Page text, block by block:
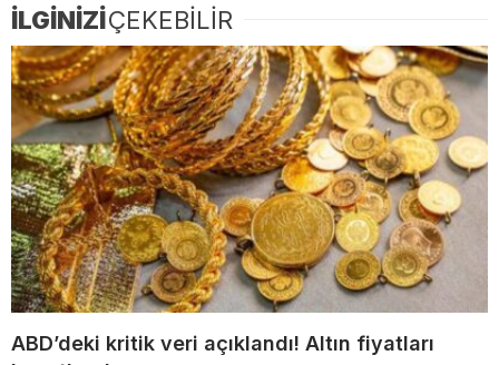
İLGİNİZİÇEKEBİLİR
ABD’deki kritik veri açıklandı! Altın fiyatları